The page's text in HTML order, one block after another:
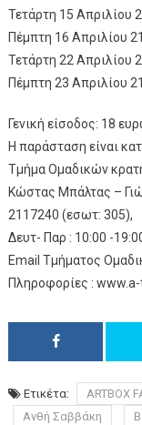
Τετάρτη 15 Απριλίου
Πέμπτη 16 Απριλίου
Τετάρτη 22 Απριλίου
Πέμπτη 23 Απριλίου
Γενική είσοδος: 18
Η παράσταση είναι
Τμήμα Ομαδικών
Κώστας Μπάλτας –
2117240 (εσωτ: 305),
Δευτ- Παρ : 10:00 -
Εmail Τμήματος
Πληροφορίες :
Ετικέτα: ARTBOX
Ανθή Σαββάκη